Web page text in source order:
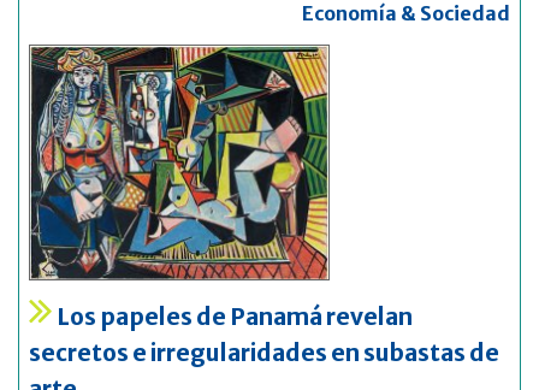
Economía & Sociedad
Los papeles de Panamá revelan
secretos e irregularidades en subastas de